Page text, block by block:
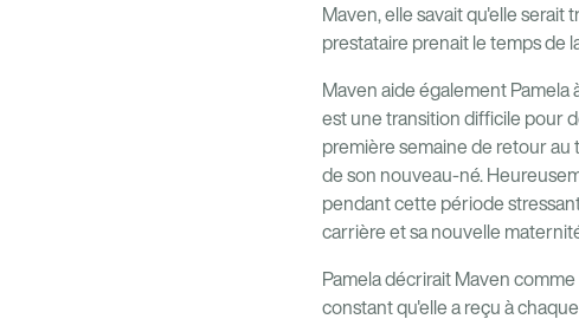
Maven, elle savait qu'elle
prestataire prenait le temps de
Maven aide également Pamela
est une transition difficile pour
première semaine de retour au
de son nouveau-né.
pendant cette période
carrière et sa nouvelle
Pamela décrirait Maven
constant qu'elle a reçu à